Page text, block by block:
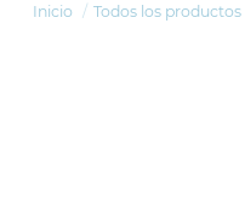
Inicio Todos los productos